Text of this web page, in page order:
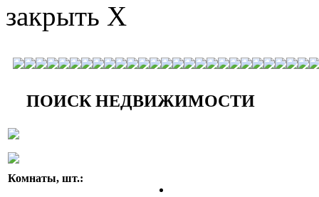
закрыть X
ПОИСК НЕДВИЖИМОСТИ
Комнаты, шт.: